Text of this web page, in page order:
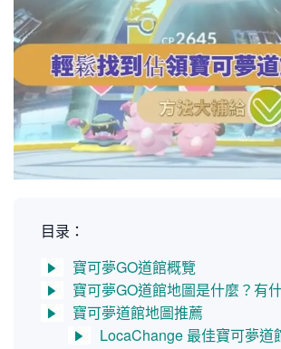
目录：
寶可夢GO道館概覽
寶可夢GO道館地圖是什麼？有
寶可夢道館地圖推薦
LocaChange 最佳寶可夢道